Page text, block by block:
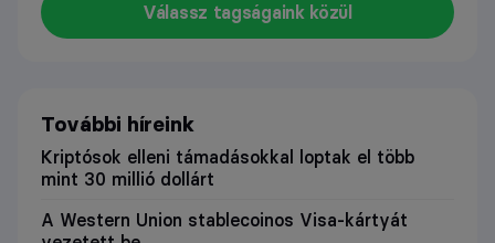
Válassz tagságaink közül
További híreink
Kriptósok elleni támadásokkal loptak el több
mint 30 millió dollárt
A Western Union stablecoinos Visa-kártyát